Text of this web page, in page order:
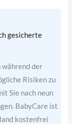
gesicherte
der
Risiken zu
Sie nach neun
BabyCare ist
kostenfrei